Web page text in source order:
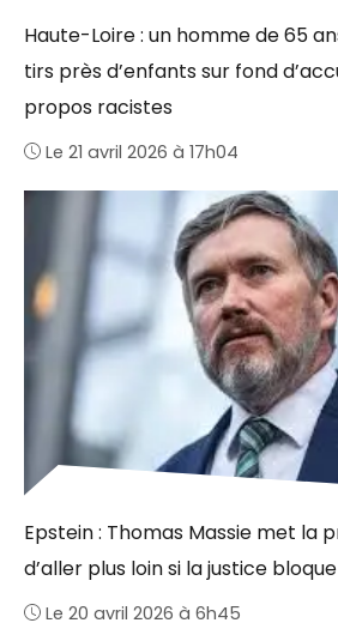
Haute-Loire : un homme de 65
tirs près d’enfants sur fond
propos racistes
Le 21 avril 2026 à 17h04
Epstein : Thomas Massie met la
d’aller plus loin si la justice
Le 20 avril 2026 à 6h45